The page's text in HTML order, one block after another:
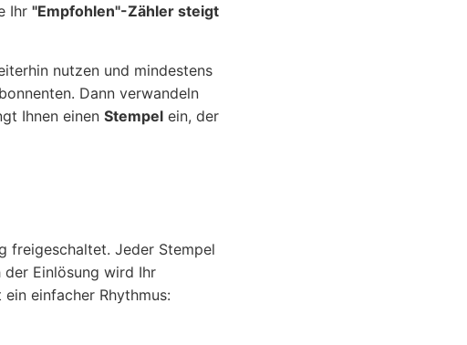
Ihr "Empfohlen"-Zähler steigt
nutzen und mindestens
Dann verwandeln
Ihnen einen Stempel ein, der
freigeschaltet. Jeder Stempel
der Einlösung wird Ihr
einfacher Rhythmus: